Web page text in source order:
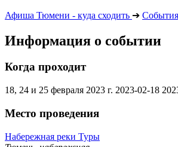
Афиша Тюмени - куда сходить ➔ События
Информация о событии
Когда проходит
18, 24 и 25 февраля 2023 г. 2023-02-18
Место проведения
Набережная реки Туры